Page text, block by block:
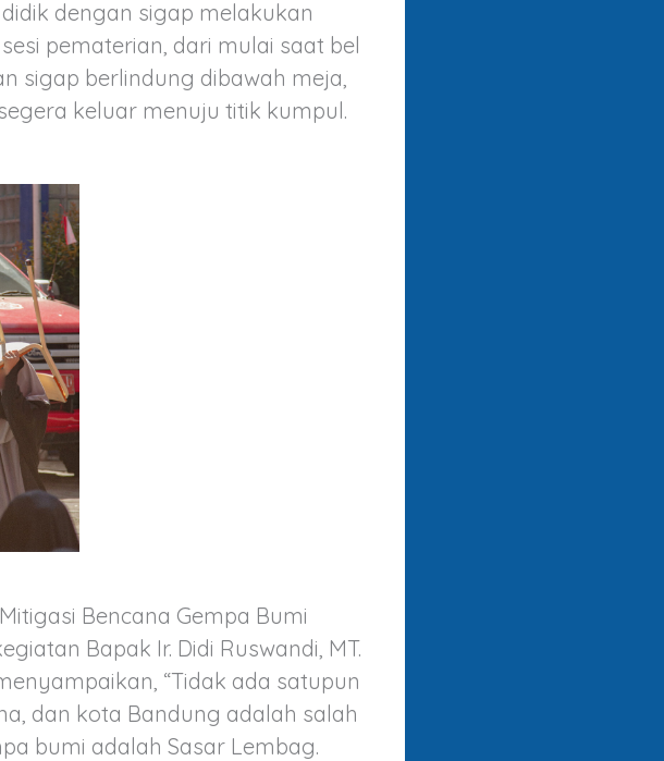
dengan sigap melakukan
pematerian, dari mulai saat bel
sigap berlindung dibawah meja,
keluar menuju titik kumpul.
Bencana Gempa Bumi
Bapak Ir. Didi Ruswandi, MT.
“Tidak ada satupun
dan kota Bandung adalah salah
bumi adalah Sasar Lembag.